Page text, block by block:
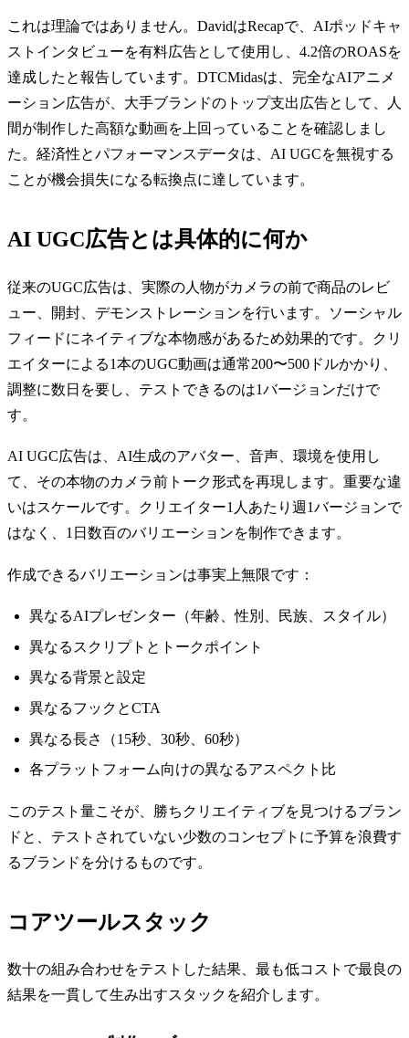
これは理論ではありません。DavidはRecapで、AIポッドキャ
ストインタビューを有料広告として使用し、4.2倍のROASを
達成したと報告しています。DTCMidasは、完全なAIアニメ
ーション広告が、大手ブランドのトップ支出広告として、人
間が制作した高額な動画を上回っていることを確認しまし
た。経済性とパフォーマンスデータは、AI UGCを無視する
ことが機会損失になる転換点に達しています。
AI UGC広告とは具体的に何か
従来のUGC広告は、実際の人物がカメラの前で商品のレビ
ュー、開封、デモンストレーションを行います。ソーシャル
フィードにネイティブな本物感があるため効果的です。クリ
エイターによる1本のUGC動画は通常200〜500ドルかかり、
調整に数日を要し、テストできるのは1バージョンだけで
す。
AI UGC広告は、AI生成のアバター、音声、環境を使用し
て、その本物のカメラ前トーク形式を再現します。重要な違
いはスケールです。クリエイター1人あたり週1バージョンで
はなく、1日数百のバリエーションを制作できます。
作成できるバリエーションは事実上無限です：
異なるAIプレゼンター（年齢、性別、民族、スタイル）
異なるスクリプトとトークポイント
異なる背景と設定
異なるフックとCTA
異なる長さ（15秒、30秒、60秒）
各プラットフォーム向けの異なるアスペクト比
このテスト量こそが、勝ちクリエイティブを見つけるブラン
ドと、テストされていない少数のコンセプトに予算を浪費す
るブランドを分けるものです。
コアツールスタック
数十の組み合わせをテストした結果、最も低コストで最良の
結果を一貫して生み出すスタックを紹介します。